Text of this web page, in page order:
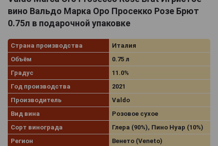
вино Вальдо Марка Оро Просекко Розе Брют
0.75л в подарочной упаковке
Страна производства
Италия
Объём
0.75 л
Градус
11.0%
Год производства
2021
Производитель
Valdo
Вид вина
Розовое сухое
Сорт винограда
Глера (90%), Пино Нуар (10%)
Регион
Венето (Veneto)